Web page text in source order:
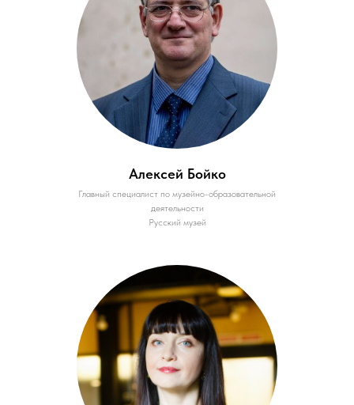
Алексей Бойко
Главный специалист по музейно-образовательной
деятельности
Русский музей